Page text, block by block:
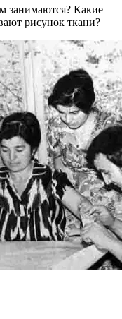
занимаются? Какие
рисунок ткани?